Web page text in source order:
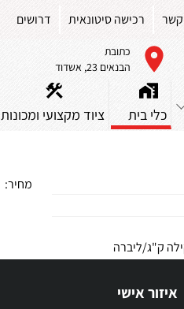
קשר רכישה סיטונאית דרושים
כתובת
הבנאים 23, אשדוד
כלי בית ציוד מקצועי ומכונות
מחיר:
איזור אישי